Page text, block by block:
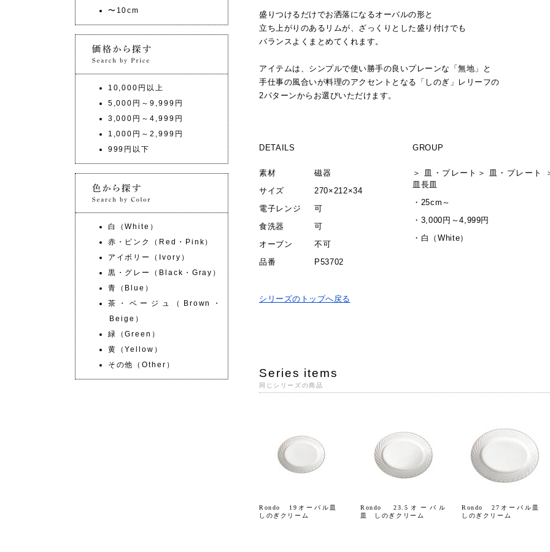
盛りつけるだけでお洒落になるオーバルの形と
立ち上がりのあるリムが、ざっくりとした盛り付けでも
バランスよくまとめてくれます。
アイテムは、シンプルで使い勝手の良いプレーンな「無地」と
手仕事の風合いが料理のアクセントとなる「しのぎ」レリーフの
2パターンからお選びいただけます。
DETAILS
素材
磁器
サイズ
270×212×34
電子レンジ
可
食洗器
可
オーブン
不可
品番
P53702
GROUP
＞ 皿・プレート ＞ 皿・プレート
皿 長皿
・ 25cm～
・ 3,000円～4,999円
・ 白（White）
シリーズのトップへ戻る
Series items
同じシリーズの商品
Rondo 19オーバル皿
しのぎクリーム
Rondo 23.5オーバル
皿 しのぎクリーム
Rondo 27オーバル皿
しのぎクリーム
〜10cm
10,000円以上
5,000円～9,999円
3,000円～4,999円
1,000円～2,999円
999円以下
白（White）
赤・ピンク（Red・Pink）
アイボリー（Ivory）
黒・グレー（Black・Gray）
青（Blue）
茶・ベージュ（Brown・
Beige）
緑（Green）
黄（Yellow）
その他（Other）